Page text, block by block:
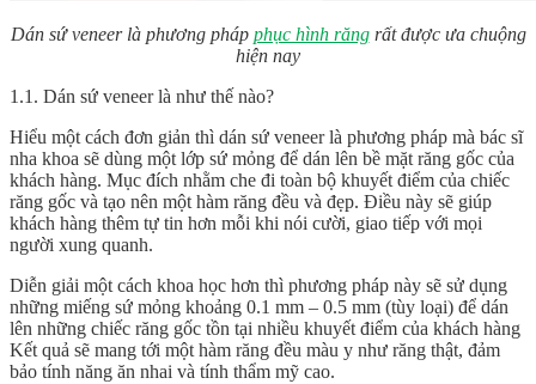
Dán sứ veneer là phương pháp phục hình răngrất được ưa chuộng
hiện nay
1.1. Dán sứ veneer là như thế nào?
Hiểu một cách đơn giản thì dán sứ veneer là phương pháp mà bác sĩ
nha khoa sẽ dùng một lớp sứ mỏng để dán lên bề mặt răng gốc của
khách hàng. Mục đích nhằm che đi toàn bộ khuyết điểm của chiếc
răng gốc và tạo nên một hàm răng đều và đẹp. Điều này sẽ giúp
khách hàng thêm tự tin hơn mỗi khi nói cười, giao tiếp với mọi
người xung quanh.
Diễn giải một cách khoa học hơn thì phương pháp này sẽ sử dụng
những miếng sứ mỏng khoảng 0.1 mm – 0.5 mm (tùy loại) để dán
lên những chiếc răng gốc tồn tại nhiều khuyết điểm của khách hàng
Kết quả sẽ mang tới một hàm răng đều màu y như răng thật, đảm
bảo tính năng ăn nhai và tính thẩm mỹ cao.